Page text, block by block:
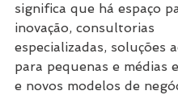
significa que há espaço
inovação, consultorias
especializadas, soluções
para pequenas e médias
e novos modelos de